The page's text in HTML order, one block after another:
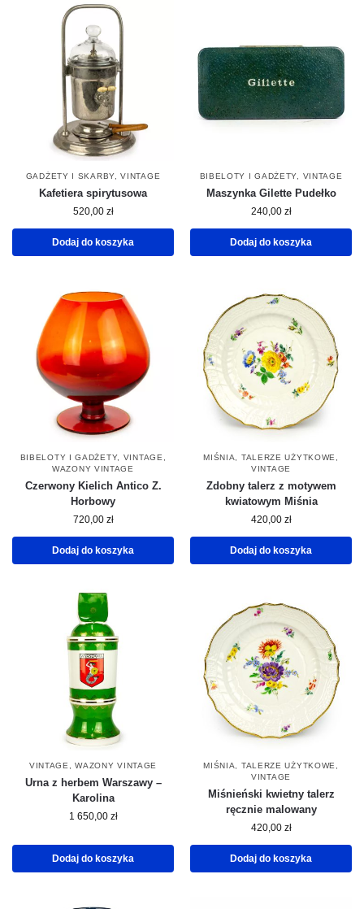
GADŻETY I SKARBY,VINTAGE
Kafetiera spirytusowa
520,00 zł
Dodaj do koszyka
BIBELOTY I GADŻETY VINTAGE
Maszynka Gilette Pudełko
240,00 zł
Dodaj do koszyka
BIBELOTY I GADŻETY, VINTAGE
WAZONY VINTAGE
Czerwony Kielich Antico Z.
Horbowy
720,00 zł
Dodaj do koszyka
MIŚNIA TALERZE UŻYTKOWE
VINTAGE
Zdobny talerz z motywem
kwiatowym Miśnia
420,00 zł
Dodaj do koszyka
VINTAGE ,WAZONY VINTAGE
Urna z herbem Warszawy –
Karolina
1 650,00 zł
Dodaj do koszyka
MIŚNIA TALERZE UŻYTKOWE
VINTAGE
Miśnieński kwietny talerz
ręcznie malowany
420,00 zł
Dodaj do koszyka